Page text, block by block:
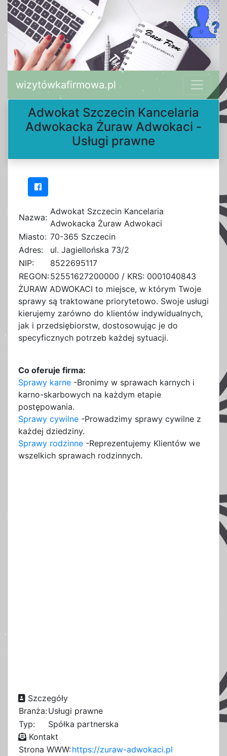
wizytówkafirmowa.pl
Adwokat Szczecin Kancelaria
Adwokacka Żuraw Adwokaci -
Usługi prawne
Nazwa:
Adwokat Szczecin Kancelaria
Adwokacka Żuraw Adwokaci
Miasto: 70-365 Szczecin
Adres:
ul. Jagiellońska 73/2
NIP:
8522695117
REGON:52551627200000 / KRS: 0001040843
ŻURAW ADWOKACI to miejsce, w którym Twoje
sprawy są traktowane priorytetowo. Swoje usługi
kierujemy zarówno do klientów indywidualnych,
jak i przedsiębiorstw, dostosowując je do
specyficznych potrzeb każdej sytuacji.
Co oferuje firma:
Sprawy karne -Bronimy w sprawach karnych i
karno-skarbowych na każdym etapie
postępowania.
Sprawy cywilne -Prowadzimy sprawy cywilne z
każdej dziedziny.
Sprawy rodzinne -Reprezentujemy Klientów we
wszelkich sprawach rodzinnych.
Szczegóły
Branża:Usługi prawne
Typ:
Spółka partnerska
Kontakt
Strona WWW:https://zuraw-adwokaci.pl